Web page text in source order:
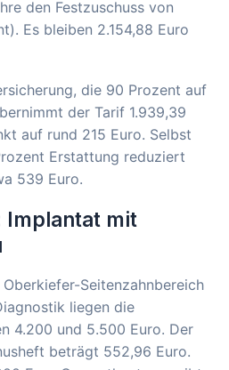
den Festzuschuss von
Es bleiben 2.154,88 Euro
die 90 Prozent auf
der Tarif 1.939,39
auf rund 215 Euro. Selbst
Erstattung reduziert
539 Euro.
Implantat mit
Seitenzahnbereich
liegen die
4.200 und 5.500 Euro. Der
beträgt 552,96 Euro.